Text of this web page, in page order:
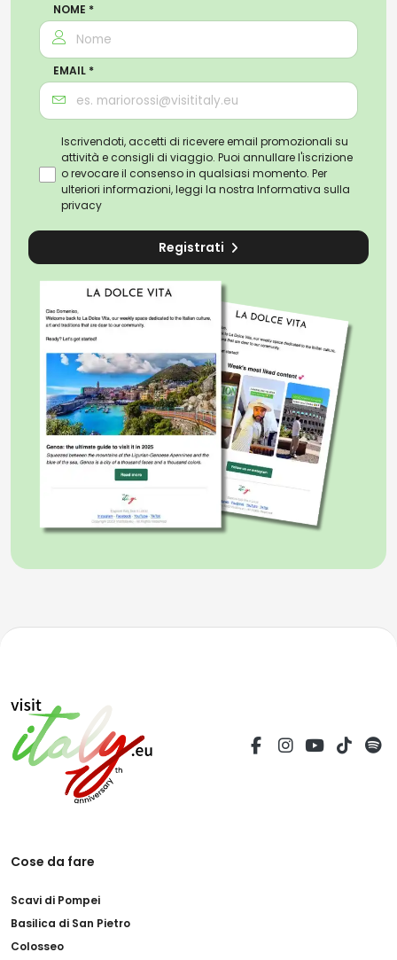
NOME *
EMAIL *
Iscrivendoti, accetti di ricevere email promozionali su
attività e consigli di viaggio. Puoi annullare l'iscrizione
o revocare il consenso in qualsiasi momento. Per
ulteriori informazioni, leggi la nostra Informativa sulla
privacy
Registrati
Cose da fare
Scavi di Pompei
Basilica di San Pietro
Colosseo